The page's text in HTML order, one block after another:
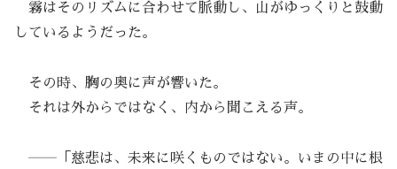
霧はそのリズムに合わせて脈動し、山がゆっくりと鼓動
しているようだった。
その時、胸の奥に声が響いた。
それは外からではなく、内から聞こえる声。
――「慈悲は、未来に咲くものではない。いまの中に根